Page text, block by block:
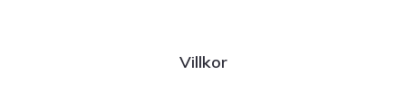
Villkor